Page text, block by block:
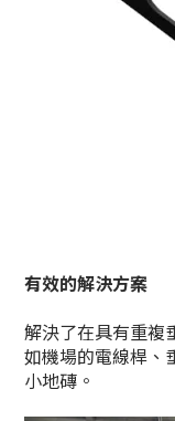
有效的解決方案
解決了在具有重複
如機場的電線桿、
小地磚。